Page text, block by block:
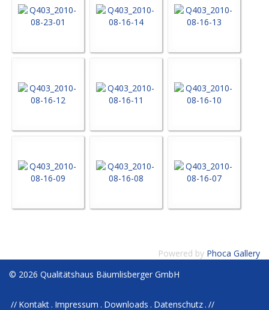
Powered by Phoca Gallery
© 2026 Qualitätshaus Bäumlisberger GmbH
Kontakt Impressum Downloads Datenschutz //